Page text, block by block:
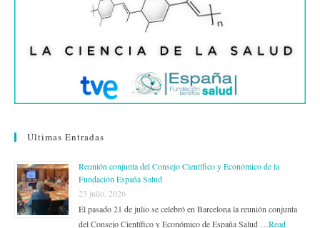
Últimas Entradas
Reunión conjunta del Consejo Científico y Económico de la
Fundación España Salud
23 julio, 2026
El pasado 21 de julio se celebró en Barcelona la reunión conjunta
del Consejo Científico y Económico de España Salud … Read